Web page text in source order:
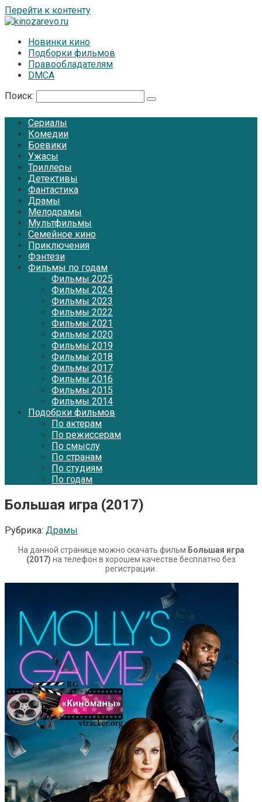
Перейти к контенту
Новинки кино
Подборки фильмов
Правообладателям
DMCA
Поиск:
Сериалы
Комедии
Боевики
Ужасы
Триллеры
Детективы
Фантастика
Драмы
Мелодрамы
Мультфильмы
Семейное кино
Приключения
Фэнтези
Фильмы по годам
Фильмы 2025
Фильмы 2024
Фильмы 2023
Фильмы 2022
Фильмы 2021
Фильмы 2020
Фильмы 2019
Фильмы 2018
Фильмы 2017
Фильмы 2016
Фильмы 2015
Фильмы 2014
Подобрки фильмов
По актерам
По режиссерам
По смыслу
По странам
По студиям
По годам
Большая игра (2017)
Рубрика: Драмы
На данной странице можно скачать фильм Большая игра
(2017) на телефон в хорошем качестве бесплатно без
регистрации.